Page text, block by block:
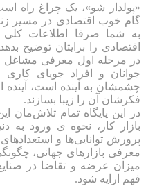
«پولدار شو»، یک چراغ راه
گام خوب اقتصادی در مسیر
به شما صرفا اطلاعات کلی
اقتصادی را برایتان توضیح
در مرحله اول معرفی مشاغل
جوانان و افراد جویای
چشمشان به آینده است، آینده
فکرشان آن را زیبا بسازند.
در این پایگاه تمام تلاش‌مان
بازار کار، نحوه ی ورود به
پرورش توانایی‌ها و
معرفی بازارهای جهانی،
میزان عرضه و تقاضا در
فهم ارایه شود.